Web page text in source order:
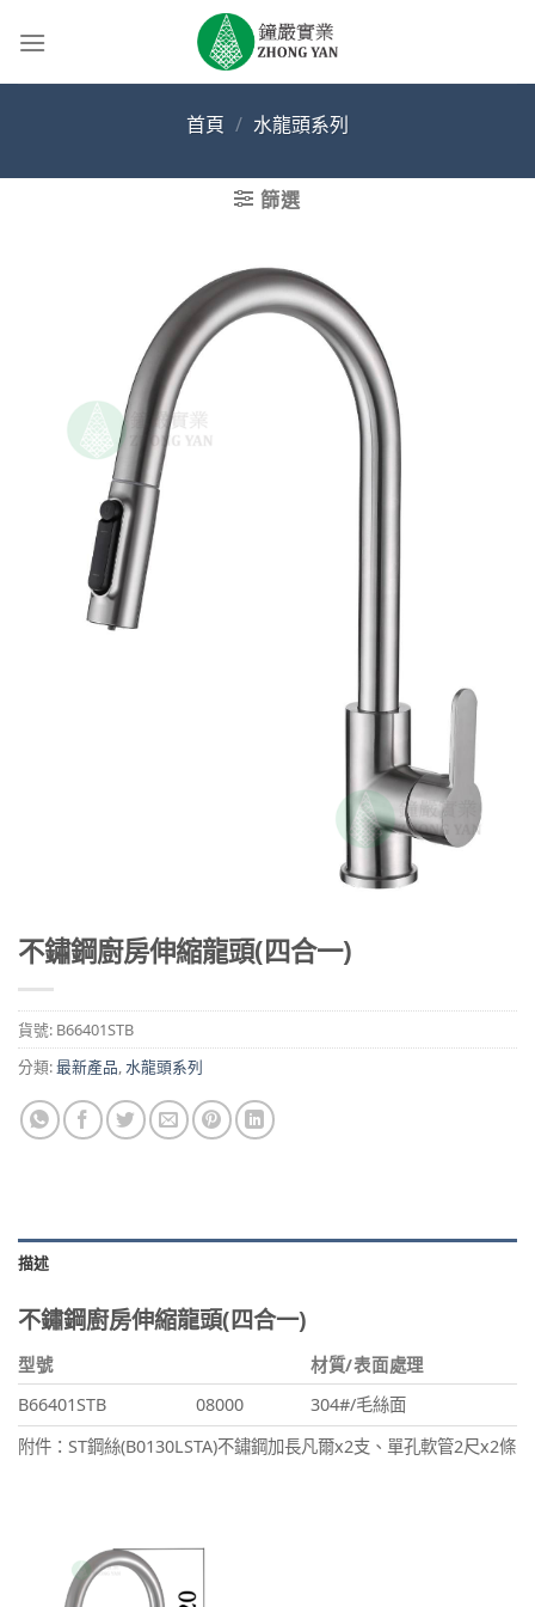
首頁 / 水龍頭系列
篩選
不鏽鋼廚房伸縮龍頭(四合一)
貨號: B66401STB
分類:最新產品,水龍頭系列
描述
不鏽鋼廚房伸縮龍頭(四合一)
型號
材質/表面處理
B66401STB
08000
304#/毛絲面
附件：ST鋼絲(B0130LSTA)不鏽鋼加長凡爾x2支、單孔軟管2尺x2條